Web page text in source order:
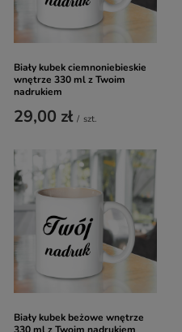
Biały kubek ciemnoniebieskie
wnętrze 330 ml z Twoim
nadrukiem
29,00 zł / szt.
Biały kubek beżowe wnętrze